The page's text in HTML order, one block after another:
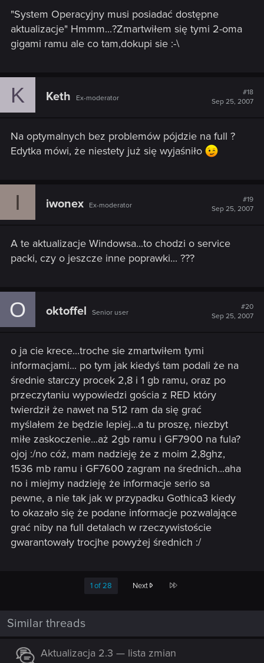
"System Operacyjny musi posiadać dostępne
aktualizacje" Hmmm...?Zmartwiłem się tymi 2-oma
gigami ramu ale co tam,dokupi sie :-\
K Keth Ex-moderator
#18
Sep 25, 2007
Na optymalnych bez problemów pójdzie na full ?
Edytka mówi, że niestety już się wyjaśniło
I iwonex Ex-moderator
#19
Sep 25, 2007
A te aktualizacje Windowsa...to chodzi o service
packi, czy o jeszcze inne poprawki... ???
O oktoffel Senior user
#20
Sep 25, 2007
o ja cie krece...troche sie zmartwiłem tymi
informacjami... po tym jak kiedyś tam podali że na
średnie starczy procek 2,8 i 1 gb ramu, oraz po
przeczytaniu wypowiedzi gościa z RED który
twierdził że nawet na 512 ram da się grać
myślałem że będzie lepiej...a tu proszę, niezbyt
miłe zaskoczenie...aż 2gb ramu i GF7900 na fula?
ojoj :/no cóż, mam nadzieję że z moim 2,8ghz,
1536 mb ramu i GF7600 zagram na średnich...aha
no i miejmy nadzieję że informacje serio sa
pewne, a nie tak jak w przypadku Gothica3 kiedy
to okazało się że podane informacje pozwalające
grać niby na full detalach w rzeczywistoście
gwarantowały trocjhe powyżej średnich :/
1 of 28 Next Last
Similar threads
Aktualizacja 2.3 — lista zmian